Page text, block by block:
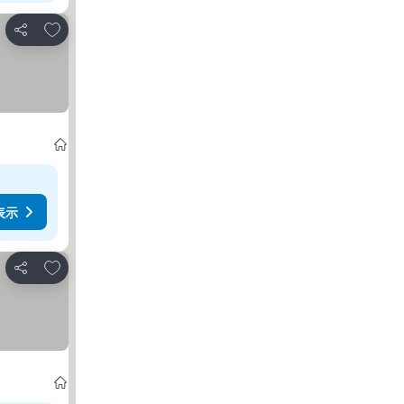
シェア
お気に入りに追加
示
シェア
お気に入りに追加